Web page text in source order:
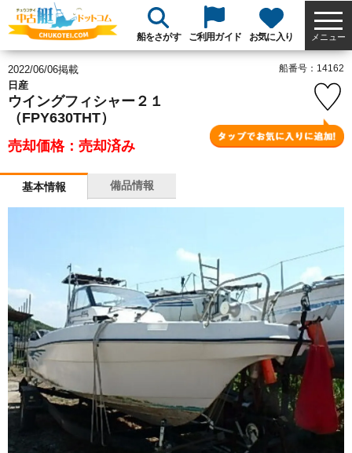
船をさがす ご利用ガイド お気に入り メニュー
2022/06/06掲載
日産
ウイングフィシャー２１
（FPY630THT）
売却価格：売却済み
船番号：14162
基本情報 備品情報